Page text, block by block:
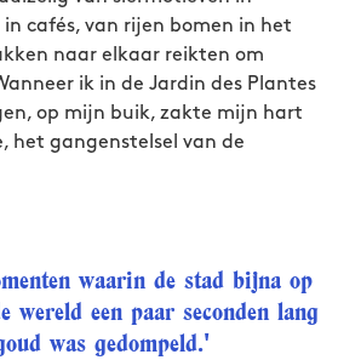
cafés, van rijen bomen in het
naar elkaar reikten om
ik in de Jardin des Plantes
op mijn buik, zakte mijn hart
het gangenstelsel van de
waarin de stad bijna op
wereld een paar seconden lang
was gedompeld.'